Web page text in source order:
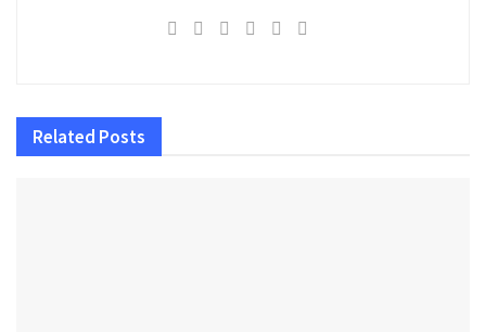
Related Posts